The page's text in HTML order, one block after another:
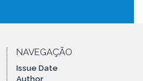
NAVEGAÇÃO
Issue Date
Author